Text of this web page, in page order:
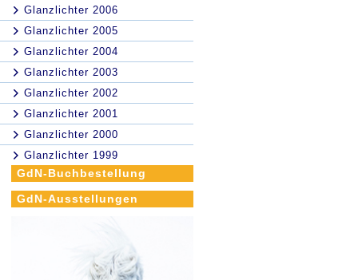
Glanzlichter 2006
Glanzlichter 2005
Glanzlichter 2004
Glanzlichter 2003
Glanzlichter 2002
Glanzlichter 2001
Glanzlichter 2000
Glanzlichter 1999
GdN-Buchbestellung
GdN-Ausstellungen